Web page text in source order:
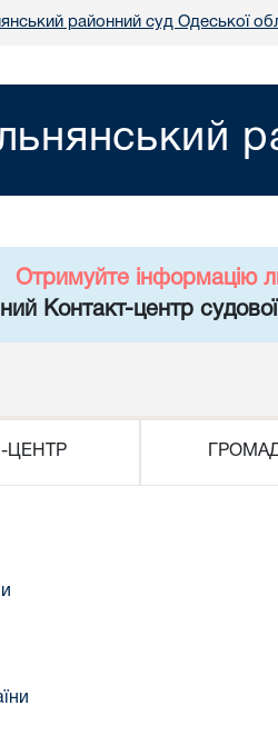
районний суд Одеської
Отримуйте інформацію
Контакт-центр
ЦЕНТР